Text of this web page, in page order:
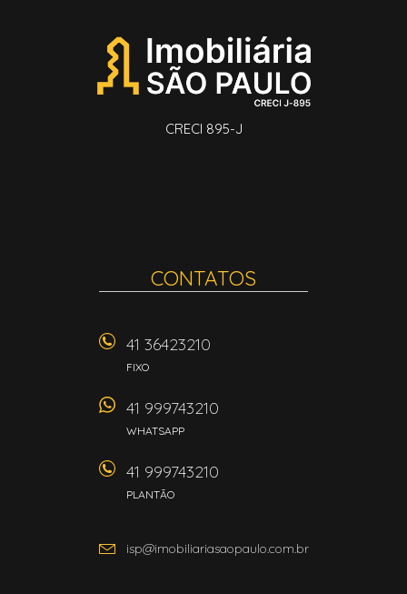
CRECI 895-J
CONTATOS
41 36423210
FIXO
41 999743210
WHATSAPP
41 999743210
PLANTÃO
isp@imobiliariasaopaulo.com.br